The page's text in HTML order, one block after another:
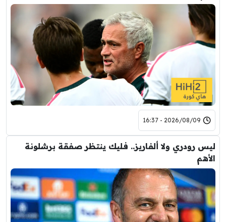
2026/08/09 - 16:37
ليس رودري ولا ألفاريز.. فليك ينتظر صفقة برشلونة
الأهم